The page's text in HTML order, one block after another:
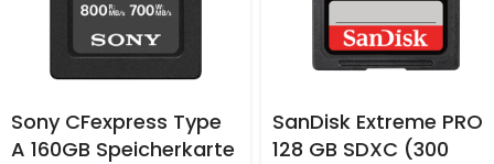
Sony CFexpress Type
A 160GB Speicherkarte
SanDisk Extreme PRO
128 GB SDXC (300